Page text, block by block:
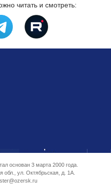
читать и смотреть:
основан 3 марта 2000 года.
обл., ул. Октябрьская, д. 1А.